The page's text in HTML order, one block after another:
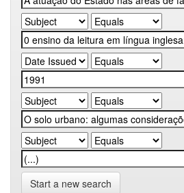
Start a new search